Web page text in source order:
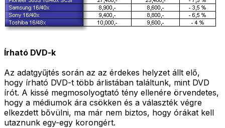
Írható DVD-k
Az adatgyűjtés során az az érdekes helyzet állt elő,
hogy írható DVD-t több árlistában találtunk, mint DVD
írót. A kissé megmosolyogtató tény ellenére örvendetes,
hogy a médiumok ára csökken és a választék végre
elkezdett bővülni, ma már nem biztos, hogy órákat kell
utaznunk egy-egy korongért.